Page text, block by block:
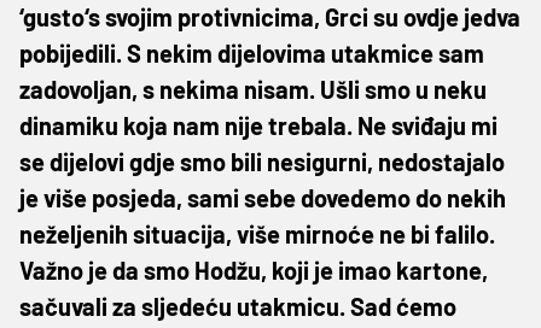
‘gusto‘s svojim protivnicima, Grci su ovdje jedva
pobijedili. S nekim dijelovima utakmice sam
zadovoljan, s nekima nisam. Ušli smo u neku
dinamiku koja nam nije trebala. Ne sviđaju mi
se dijelovi gdje smo bili nesigurni, nedostajalo
je više posjeda, sami sebe dovedemo do nekih
neželjenih situacija, više mirnoće ne bi falilo.
Važno je da smo Hodžu, koji je imao kartone,
sačuvali za sljedeću utakmicu. Sad ćemo